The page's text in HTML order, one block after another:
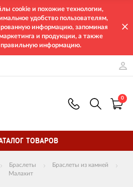
cookie и похожие технологии,
удобство пользователям,
информацию, запоминая
и продукции, а также
правильную информацию.
0
ТОВАРОВ
Браслеты
Браслеты из камней
Малахит